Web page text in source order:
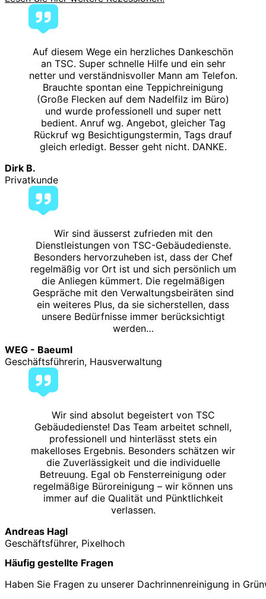
Auf diesem Wege ein herzliches Dankeschön
an TSC. Super schnelle Hilfe und ein sehr
netter und verständnisvoller Mann am Telefon.
Brauchte spontan eine Teppichreinigung
(Große Flecken auf dem Nadelfilz im Büro)
und wurde professionell und super nett
bedient. Anruf wg. Angebot, gleicher Tag
Rückruf wg Besichtigungstermin, Tags drauf
gleich erledigt. Besser geht nicht. DANKE.
Dirk B.
Privatkunde
Wir sind äusserst zufrieden mit den
Dienstleistungen von TSC-Gebäudedienste.
Besonders hervorzuheben ist, dass der Chef
regelmäßig vor Ort ist und sich persönlich um
die Anliegen kümmert. Die regelmäßigen
Gespräche mit den Verwaltungsbeiräten sind
ein weiteres Plus, da sie sicherstellen, dass
unsere Bedürfnisse immer berücksichtigt
werden…
WEG - Baeuml
Geschäftsführerin, Hausverwaltung
Wir sind absolut begeistert von TSC
Gebäudedienste! Das Team arbeitet schnell,
professionell und hinterlässt stets ein
makelloses Ergebnis. Besonders schätzen wir
die Zuverlässigkeit und die individuelle
Betreuung. Egal ob Fensterreinigung oder
regelmäßige Büroreinigung – wir können uns
immer auf die Qualität und Pünktlichkeit
verlassen.
Andreas Hagl
Geschäftsführer, Pixelhoch
Häufig gestellte Fragen
Haben Sie Fragen zu unserer Dachrinnenreinigung in